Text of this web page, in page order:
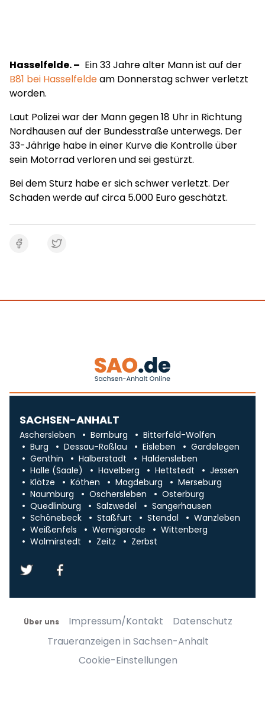
Hasselfelde. – Ein 33 Jahre alter Mann ist auf der
B81 bei Hasselfeldeam Donnerstag schwer verletzt
worden.
Laut Polizei war der Mann gegen 18 Uhr in Richtung
Nordhausen auf der Bundesstraße unterwegs. Der
33-Jährige habe in einer Kurve die Kontrolle über
sein Motorrad verloren und sei gestürzt.
Bei dem Sturz habe er sich schwer verletzt. Der
Schaden werde auf circa 5.000 Euro geschätzt.
SACHSEN-ANHALT
Aschersleben Bernburg
Bitterfeld-Wolfen
Burg
Dessau-Roßlau Eisleben
Gardelegen
Genthin
Halberstadt
Haldensleben
Halle (Saale)
Havelberg Hettstedt
Jessen
Klötze
Köthen Magdeburg
Merseburg
Naumburg
Oschersleben
Osterburg
Quedlinburg
Salzwedel
Sangerhausen
Schönebeck
Staßfurt Stendal
Wanzleben
Weißenfels
Wernigerode
Wittenberg
Wolmirstedt
Zeitz Zerbst
Über uns Impressum/Kontakt
Datenschutz
Traueranzeigen in Sachsen-Anhalt
Cookie-Einstellungen